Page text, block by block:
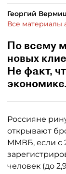
Георгий
Все материалы
По всему
новых
Не факт,
экономике.
Россияне
открывают
ММВБ, если с
человек (до